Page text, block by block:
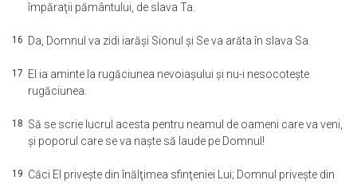
împăraţii pământului, de slava Ta.
16 Da, Domnul va zidi iarăşi Sionul şi Se va arăta în slava Sa.
17 El ia aminte la rugăciunea nevoiaşului şi nu-i nesocoteşte
rugăciunea.
18 Să se scrie lucrul acesta pentru neamul de oameni care va veni,
şi poporul care se va naşte să laude pe Domnul!
19 Căci El priveşte din înălţimea sfinţeniei Lui; Domnul priveşte din